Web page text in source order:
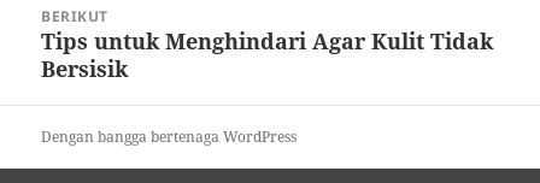
BERIKUT
Pos
berikutnya:
Tips untuk Menghindari Agar Kulit Tidak
Bersisik
Dengan bangga bertenaga WordPress